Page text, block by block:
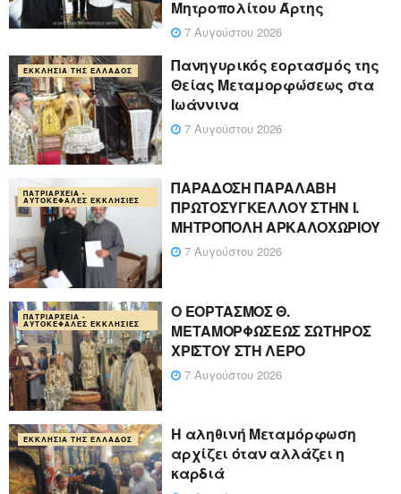
Μητροπολίτου Άρτης
7 Αυγούστου 2026
ΕΚΚΛΗΣΊΑ ΤΗΣ ΕΛΛΆΔΟΣ
Πανηγυρικός εορτασμός της
Θείας Μεταμορφώσεως στα
Ιωάννινα
7 Αυγούστου 2026
ΠΑΤΡΙΑΡΧΕΊΑ -
ΑΥΤΟΚΈΦΑΛΕΣ ΕΚΚΛΗΣΊΕΣ
ΠΑΡΑΔΟΣΗ ΠΑΡΑΛΑΒΗ
ΠΡΩΤΟΣΥΓΚΕΛΛΟΥ ΣΤΗΝ Ι.
ΜΗΤΡΟΠΟΛΗ ΑΡΚΑΛΟΧΩΡΙΟΥ
7 Αυγούστου 2026
ΠΑΤΡΙΑΡΧΕΊΑ -
ΑΥΤΟΚΈΦΑΛΕΣ ΕΚΚΛΗΣΊΕΣ
Ο ΕΟΡΤΑΣΜΟΣ Θ.
ΜΕΤΑΜΟΡΦΩΣΕΩΣ ΣΩΤΗΡΟΣ
ΧΡΙΣΤΟΥ ΣΤΗ ΛΕΡΟ
7 Αυγούστου 2026
ΕΚΚΛΗΣΊΑ ΤΗΣ ΕΛΛΆΔΟΣ
Η αληθινή Μεταμόρφωση
αρχίζει όταν αλλάζει η
καρδιά